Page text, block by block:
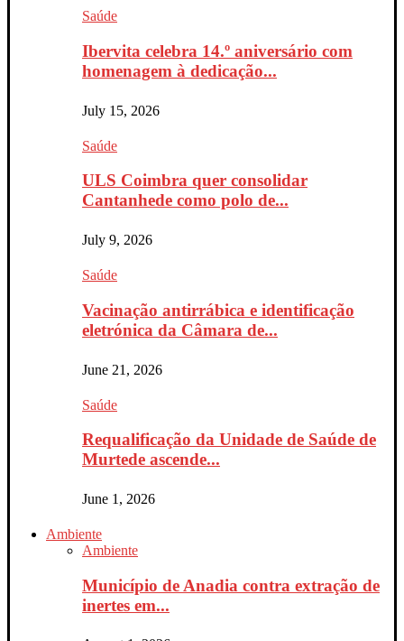
Saúde
Ibervita celebra 14.º aniversário com
homenagem à dedicação...
July 15, 2026
Saúde
ULS Coimbra quer consolidar
Cantanhede como polo de...
July 9, 2026
Saúde
Vacinação antirrábica e identificação
eletrónica da Câmara de...
June 21, 2026
Saúde
Requalificação da Unidade de Saúde de
Murtede ascende...
June 1, 2026
Ambiente
Ambiente
Município de Anadia contra extração de
inertes em...